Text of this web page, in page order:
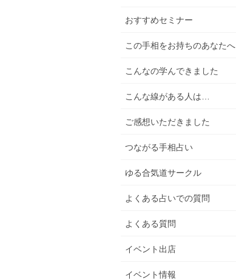
おすすめセミナー
この手相をお持ちのあなたへ
こんなの学んできました
こんな線がある人は…
ご感想いただきました
つながる手相占い
ゆる合気道サークル
よくある占いでの質問
よくある質問
イベント出店
イベント情報